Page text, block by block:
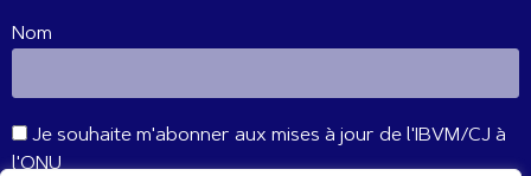
Nom
Je souhaite m'abonner aux mises à jour de l'IBVM/CJ à
l'ONU